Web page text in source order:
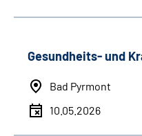
Gesundheits- und
Bad Pyrmont
10.05.2026